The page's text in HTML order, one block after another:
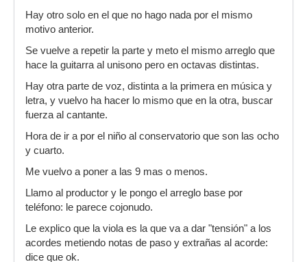
Hay otro solo en el que no hago nada por el mismo
motivo anterior.
Se vuelve a repetir la parte y meto el mismo arreglo que
hace la guitarra al unisono pero en octavas distintas.
Hay otra parte de voz, distinta a la primera en música y
letra, y vuelvo ha hacer lo mismo que en la otra, buscar
fuerza al cantante.
Hora de ir a por el niño al conservatorio que son las ocho
y cuarto.
Me vuelvo a poner a las 9 mas o menos.
Llamo al productor y le pongo el arreglo base por
teléfono: le parece cojonudo.
Le explico que la viola es la que va a dar "tensión" a los
acordes metiendo notas de paso y extrañas al acorde:
dice que ok.